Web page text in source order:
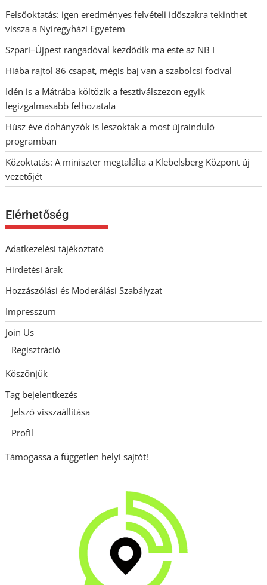
Felsőoktatás: igen eredményes felvételi időszakra tekinthet
vissza a Nyíregyházi Egyetem
Szpari–Újpest rangadóval kezdődik ma este az NB I
Hiába rajtol 86 csapat, mégis baj van a szabolcsi focival
Idén is a Mátrába költözik a fesztiválszezon egyik
legizgalmasabb felhozatala
Húsz éve dohányzók is leszoktak a most újrainduló
programban
Közoktatás: A miniszter megtalálta a Klebelsberg Központ új
vezetőjét
Elérhetőség
Adatkezelési tájékoztató
Hirdetési árak
Hozzászólási és Moderálási Szabályzat
Impresszum
Join Us
Regisztráció
Köszönjük
Tag bejelentkezés
Jelszó visszaállítása
Profil
Támogassa a független helyi sajtót!